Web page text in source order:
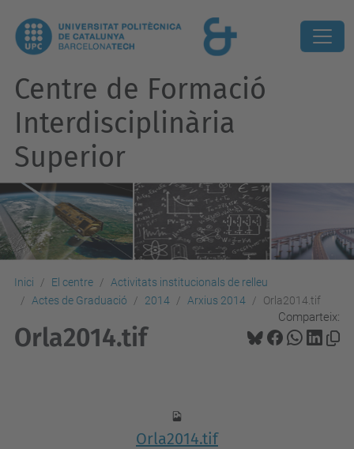
Centre de Formació
Interdisciplinària
Superior
Inici El centre
Activitats institucionals de relleu
Actes de Graduació
2014 Arxius 2014 Orla2014.tif
Comparteix:
Orla2014.tif
Orla2014.tif